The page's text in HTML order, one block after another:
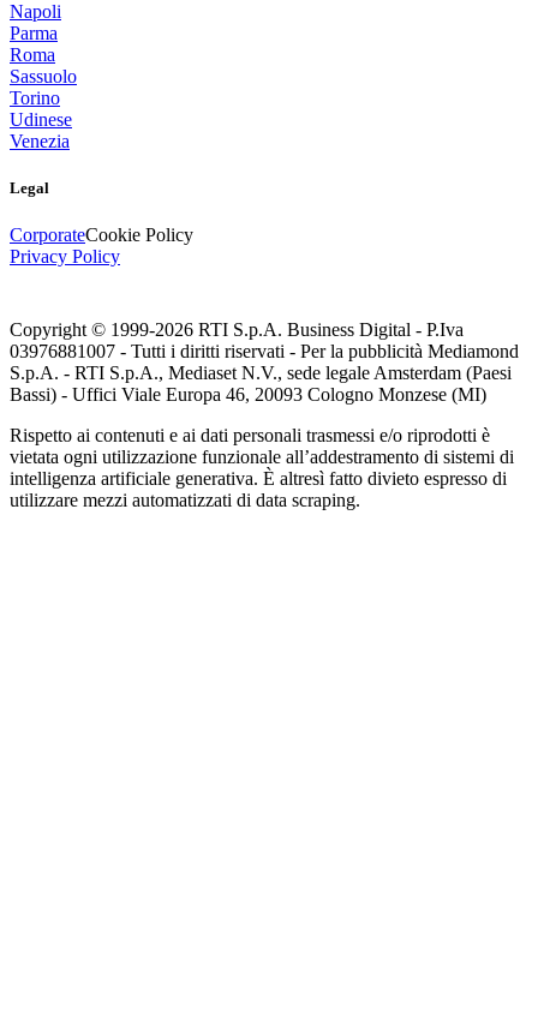
Napoli
Parma
Roma
Sassuolo
Torino
Udinese
Venezia
Legal
CorporateCookie Policy
Privacy Policy
Copyright © 1999-2026 RTI S.p.A. Business Digital - P.Iva
03976881007 - Tutti i diritti riservati - Per la pubblicità Mediamond
S.p.A. - RTI S.p.A., Mediaset N.V., sede legale Amsterdam (Paesi
Bassi) - Uffici Viale Europa 46, 20093 Cologno Monzese (MI)
Rispetto ai contenuti e ai dati personali trasmessi e/o riprodotti è
vietata ogni utilizzazione funzionale all’addestramento di sistemi di
intelligenza artificiale generativa. È altresì fatto divieto espresso di
utilizzare mezzi automatizzati di data scraping.